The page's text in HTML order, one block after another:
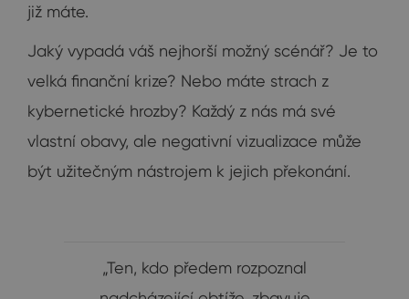
již máte.
Jaký vypadá váš nejhorší možný scénář? Je to
velká finanční krize? Nebo máte strach z
kybernetické hrozby? Každý z nás má své
vlastní obavy, ale negativní vizualizace může
být užitečným nástrojem k jejich překonání.
„Ten, kdo předem rozpoznal